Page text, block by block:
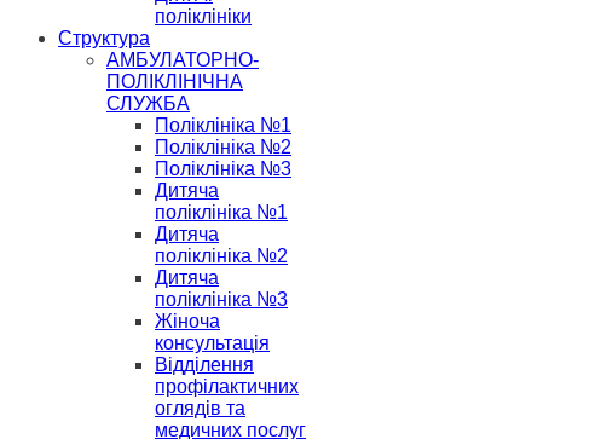
поліклініки
Структура
АМБУЛАТОРНО-
ПОЛІКЛІНІЧНА
СЛУЖБА
Поліклініка №1
Поліклініка №2
Поліклініка №3
Дитяча
поліклініка №1
Дитяча
поліклініка №2
Дитяча
поліклініка №3
Жіноча
консультація
Відділення
профілактичних
оглядів та
медичних послуг